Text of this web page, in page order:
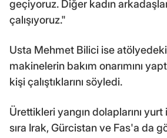
geçiyoruz. Diğer kadın
çalışıyoruz."
Usta Mehmet Bilici ise
makinelerin bakım onarımını
kişi çalıştıklarını söyledi.
Ürettikleri yangın dolaplarını yurt
sıra Irak, Gürcistan ve Fas'a da